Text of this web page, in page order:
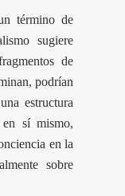
término de
sugiere
de
podrían
estructura
sí mismo,
en la
sobre